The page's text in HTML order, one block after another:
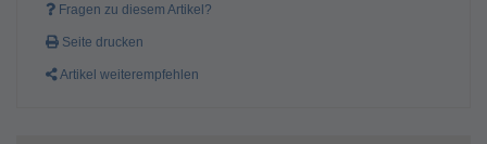
Fragen zu diesem Artikel?
Seite drucken
Artikel weiterempfehlen